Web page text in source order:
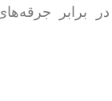
برابر